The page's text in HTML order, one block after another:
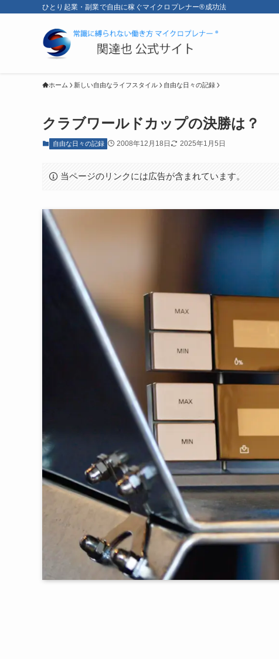
ひとり起業・副業で自由に稼ぐマイクロプレナー®成功法
ホーム 新しい自由なライフスタイル 自由な日々の記録
クラブワールドカップの決勝は？
自由な日々の記録 2008年12月18日 2025年1月5日
当ページのリンクには広告が含まれています。